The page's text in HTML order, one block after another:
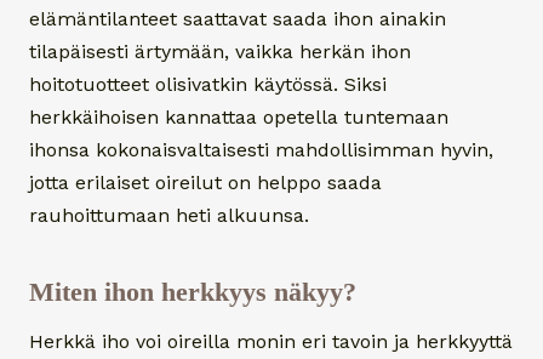
elämäntilanteet saattavat saada ihon ainakin
tilapäisesti ärtymään, vaikka herkän ihon
hoitotuotteet olisivatkin käytössä. Siksi
herkkäihoisen kannattaa opetella tuntemaan
ihonsa kokonaisvaltaisesti mahdollisimman hyvin,
jotta erilaiset oireilut on helppo saada
rauhoittumaan heti alkuunsa.
Miten ihon herkkyys näkyy?
Herkkä iho voi oireilla monin eri tavoin ja herkkyyttä